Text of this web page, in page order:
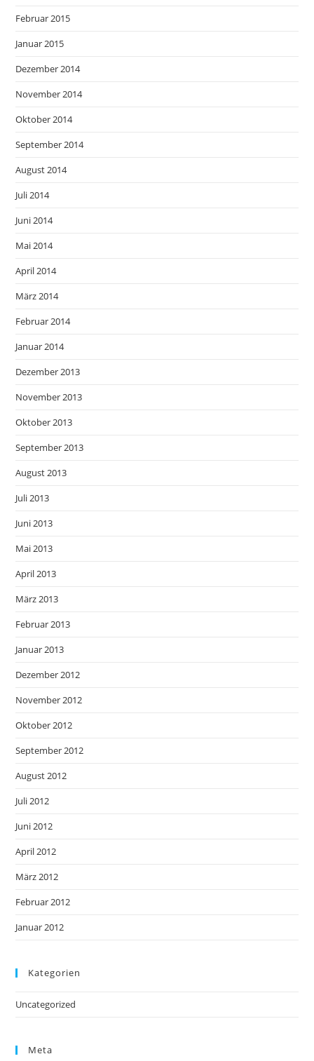
Februar 2015
Januar 2015
Dezember 2014
November 2014
Oktober 2014
September 2014
August 2014
Juli 2014
Juni 2014
Mai 2014
April 2014
März 2014
Februar 2014
Januar 2014
Dezember 2013
November 2013
Oktober 2013
September 2013
August 2013
Juli 2013
Juni 2013
Mai 2013
April 2013
März 2013
Februar 2013
Januar 2013
Dezember 2012
November 2012
Oktober 2012
September 2012
August 2012
Juli 2012
Juni 2012
April 2012
März 2012
Februar 2012
Januar 2012
Kategorien
Uncategorized
Meta